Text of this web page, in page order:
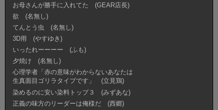
お母さんが勝手に入れてた (GEAR店長)
欲 (名無し)
てんとう虫 (名無し)
3D用 (やすゆき)
いったれーーーー (ふも)
夕焼け (名無し)
心理学者「赤の意味がわからないあなたは
生真面目ゴリラタイプです」 (立見鶏)
染めるのに安い染料トップ３ (みずあな)
正義の味方のリーダーは俺様だ (西郷)